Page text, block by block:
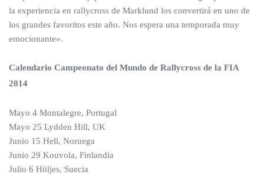
la experiencia en rallycross de Marklund los convertirá en uno de
los grandes favoritos este año. Nos espera una temporada muy
emocionante».
Calendario Campeonato del Mundo de Rallycross de la FIA
2014
Mayo 4 Montalegre, Portugal
Mayo 25 Lydden Hill, UK
Junio 15 Hell, Noruega
Junio 29 Kouvola, Finlandia
Julio 6 Höljes, Suecia